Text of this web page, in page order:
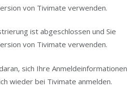
von Tivimate verwenden.
sich Ihre Anmeldeinformationen
wieder bei Tivimate anmelden.